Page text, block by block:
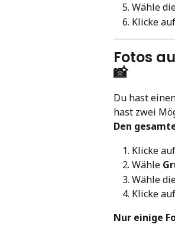
Wähle
Klicke auf
Fotos
📸
Du hast
hast zwei
Den
Klicke
Wähle
Wähle
Klicke auf
Nur einige